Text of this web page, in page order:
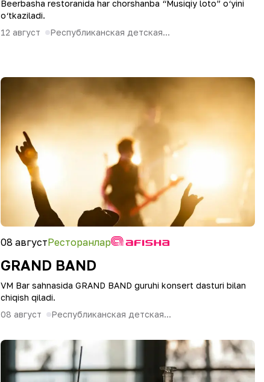
Beerbasha restoranida har chorshanba “Musiqiy loto” o‘yini
o‘tkaziladi.
12 август
Республиканская детская...
08 августРесторанлар
GRAND BAND
VM Bar sahnasida GRAND BAND guruhi konsert dasturi bilan
chiqish qiladi.
08 август
Республиканская детская...